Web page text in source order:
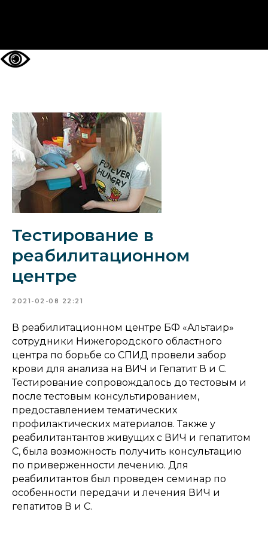
Тестирование в
реабилитационном
центре
2021-02-08 22:21
В реабилитационном центре БФ «Альтаир»
сотрудники Нижегородского областного
центра по борьбе со СПИД провели забор
крови для анализа на ВИЧ и Гепатит В и С.
Тестирование сопровождалось до тестовым и
после тестовым консультированием,
предоставлением тематических
профилактических материалов. Также у
реабилитантантов живущих с ВИЧ и гепатитом
С, была возможность получить консультацию
по приверженности лечению. Для
реабилитантов был проведен семинар по
особенности передачи и лечения ВИЧ и
гепатитов В и С.